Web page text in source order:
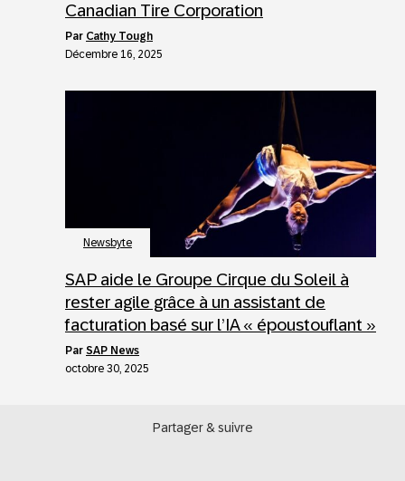
Canadian Tire Corporation
par Cathy Tough
Décembre 16, 2025
Newsbyte
SAP aide le Groupe Cirque du Soleil à
rester agile grâce à un assistant de
facturation basé sur l’IA « époustouflant »
par SAP News
octobre 30, 2025
Partager & suivre